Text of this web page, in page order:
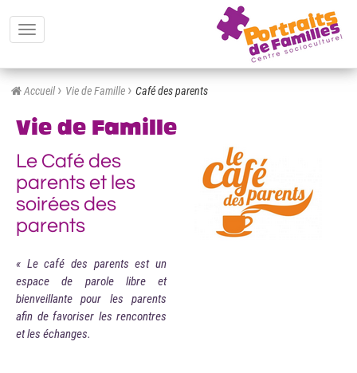
Toggle
Accueil Vie de Famille Café des parents
Vie de Famille
Le Café des
parents et les
soirées des
parents
« Le café des parents est un
espace de parole libre et
bienveillante pour les parents
afin de favoriser les rencontres
et les échanges.